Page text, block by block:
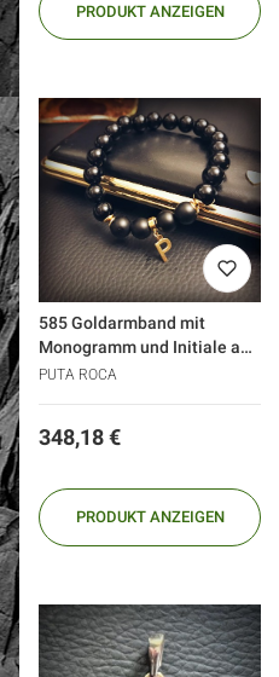
PRODUKT ANZEIGEN
585 Goldarmband mit
Monogramm und Initiale aus
Onyx – Geschenk für einen
PUTA ROCA
Preis
348,18 €
PRODUKT ANZEIGEN